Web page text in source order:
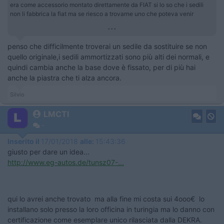
era come accessorio montato direttamente da FIAT si lo so che i sedili
non li fabbrica la fiat ma se riesco a trovarne uno che poteva venir
...
penso che difficilmente troverai un sedile da sostituire se non
quello originale,i sedili ammortizzati sono più alti dei normali, e
quindi cambia anche la base dove è fissato, per di più hai
anche la piastra che ti alza ancora.
Silvio
LMCTI
Inserito il 17/01/2018 alle: 15:43:36
giusto per dare un idea...
http://www.eg-autos.de/tunsz07-...
qui lo avrei anche trovato ma alla fine mi costa sui 4ooo€ lo
installano solo presso la loro officina in turingia ma lo danno con
certificazione come esemplare unico rilasciata dalla DEKRA.